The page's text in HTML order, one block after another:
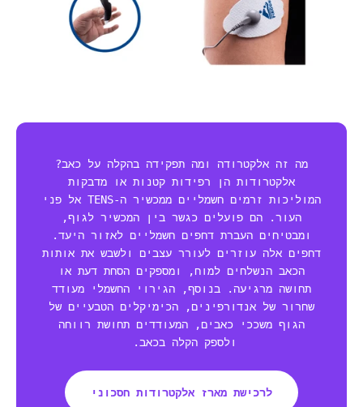
מה זה אלקטרודה ומה תפקידה בהקלה על כאב?
אלקטרודות הן רפידות קטנות או מדבקות
המוליכות זרמים חשמליים ממכשיר ה-TENS אל פני
העור. הם פועלים כגשר בין המכשיר לגוף,
ומבטיחים העברת דחפים חשמליים לאזור היעד.
דחפים אלה עוזרים לעורר עצבים ולשבש את אותות
הכאב הנשלחים למוח, ומספקים הסחת דעת או
תחושה מרגיעה. בנוסף, הגירוי החשמלי מעודד
שחרור של אנדורפינים, הכימיקלים הטבעיים של
הגוף משככי כאבים, המעודדים תחושת רווחה
ולספק הקלה בכאב.
לרכישת מארז אלקטרודות חסכוני